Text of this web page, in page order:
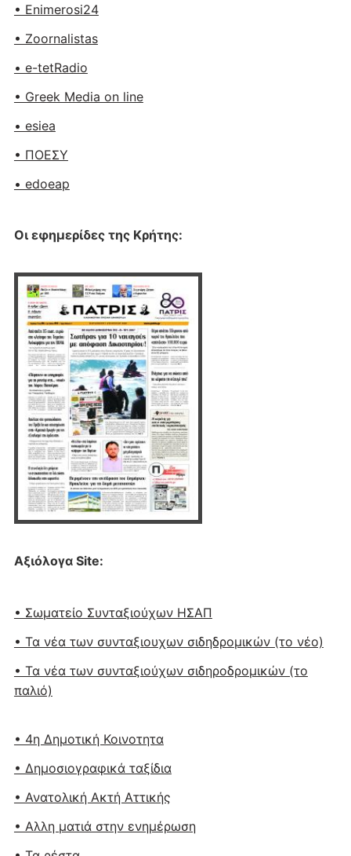
• Enimerosi24
• Zoornalistas
• e-tetRadio
• Greek Media on line
• esiea
• ΠΟΕΣΥ
• edoeap
Οι εφημερίδες της Κρήτης:
Αξιόλογα Site:
• Σωματείο Συνταξιούχων ΗΣΑΠ
• Τα νέα των συνταξιουχων σιδηδρομικών (το νέο)
• Τα νέα των συνταξιούχων σιδηροδρομικών (το
παλιό)
• 4η Δημοτική Κοινοτητα
• Δημοσιογραφικά ταξίδια
• Ανατολική Ακτή Αττικής
• Αλλη ματιά στην ενημέρωση